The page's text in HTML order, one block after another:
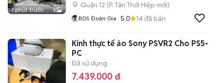
1 phút trước 5
Quận 12 (P. Tân Thới Hiệp mới)
BDS Đoàn Gia 5.0 14đã bán
Kính thực tế ảo Sony PSVR2 Cho PS5-
PC
Đã sử dụng
7.439.000 đ